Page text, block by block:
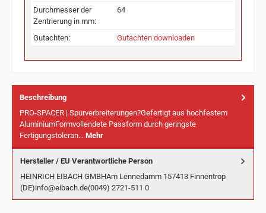
Durchmesser der
Zentrierung in mm:
64
Gutachten: Gutachten downloaden
Beschreibung
PRO-SPACER | Spurverbreiterungen?Gefertigt aus hochfestem
AluminiumFormvollendete Passform durch geringste
Fertigungstoleran… Mehr
Hersteller / EU Verantwortliche Person
HEINRICH EIBACH GMBHAm Lennedamm 157413 Finnentrop
(DE)info@eibach.de(0049) 2721-511 0